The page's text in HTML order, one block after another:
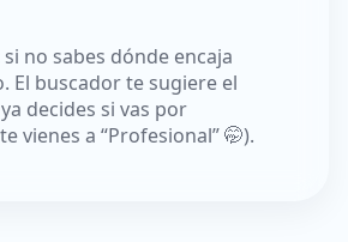
no sabes dónde encaja
El buscador te sugiere el
decides si vas por
vienes a “Profesional” 🤭).